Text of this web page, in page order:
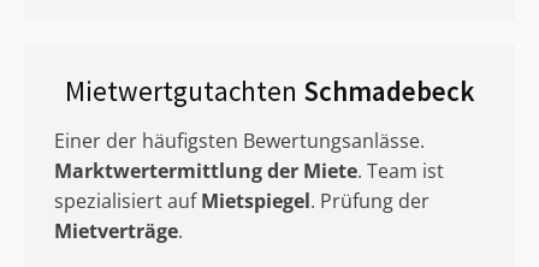
Mietwertgutachten Schmadebeck
Einer der häufigsten Bewertungsanlässe.
Marktwertermittlungder Miete. Team ist
spezialisiert aufMietspiegel. Prüfung der
Mietverträge.